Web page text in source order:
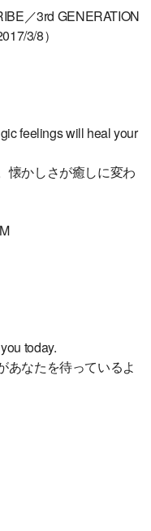
／3rd GENERATION
3/8）
feelings will heal your
懐かしさが癒しに変わ
today.
あなたを待っているよ